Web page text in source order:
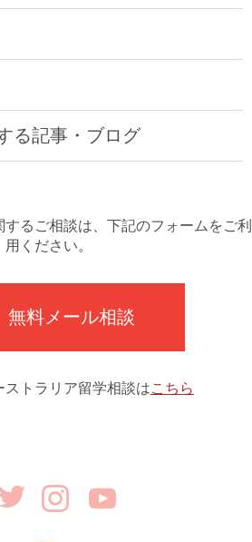
る記事・ブログ
るご相談は、下記のフォームをご利
用ください。
無料メール相談
ストラリア留学相談はこちら